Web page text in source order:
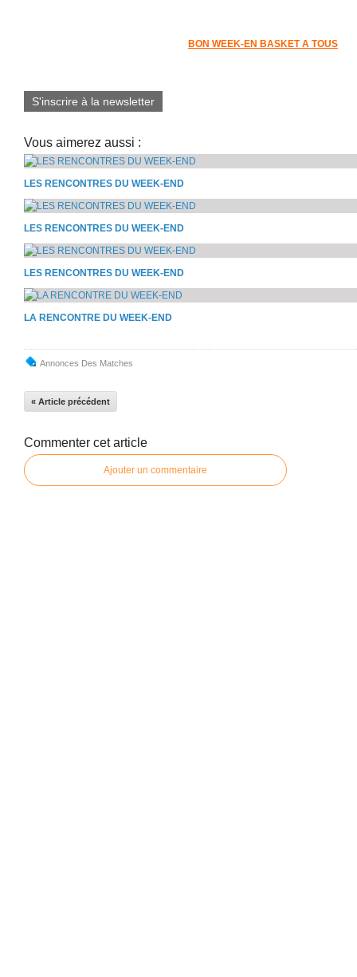
BON WEEK-EN BASKET A TOUS
S'inscrire à la newsletter
Vous aimerez aussi :
LES RENCONTRES DU WEEK-END
LES RENCONTRES DU WEEK-END
LES RENCONTRES DU WEEK-END
LA RENCONTRE DU WEEK-END
Annonces Des Matches
« Article précédent
Commenter cet article
Ajouter un commentaire